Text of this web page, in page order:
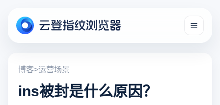
博客>运营场景
ins被封是什么原因？